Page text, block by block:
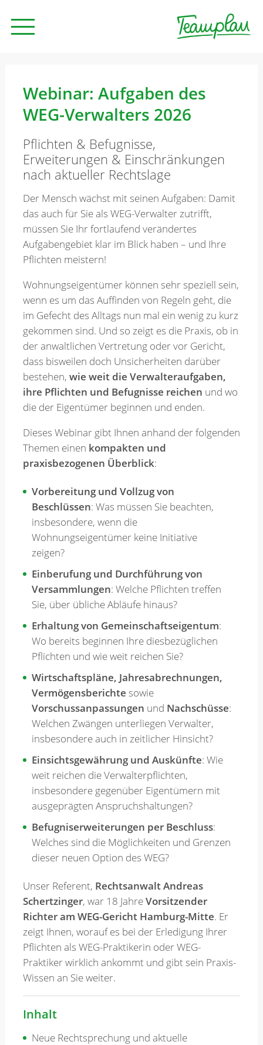
Beratung
Unternehmen
News
Kontakt
Newsletter
Webinar: Aufgaben des
WEG-Verwalters 2026
Pflichten & Befugnisse,
Erweiterungen & Einschränkungen
nach aktueller Rechtslage
Der Mensch wächst mit seinen Aufgaben: Damit
das auch für Sie als WEG-Verwalter zutrifft,
müssen Sie Ihr fortlaufend verändertes
Aufgabengebiet klar im Blick haben – und Ihre
Pflichten meistern!
Wohnungseigentümer können sehr speziell sein,
wenn es um das Auffinden von Regeln geht, die
im Gefecht des Alltags nun mal ein wenig zu kurz
gekommen sind. Und so zeigt es die Praxis, ob in
der anwaltlichen Vertretung oder vor Gericht,
dass bisweilen doch Unsicherheiten darüber
bestehen, wie weit die Verwalteraufgaben,
ihre Pflichten und Befugnisse reichen und wo
die der Eigentümer beginnen und enden.
Dieses Webinar gibt Ihnen anhand der folgenden
Themen einen kompakten und
praxisbezogenen Überblick:
Vorbereitung und Vollzug von
Beschlüssen: Was müssen Sie beachten,
insbesondere, wenn die
Wohnungseigentümer keine Initiative
zeigen?
Einberufung und Durchführung von
Versammlungen: Welche Pflichten treffen
Sie, über übliche Abläufe hinaus?
Erhaltung von Gemeinschaftseigentum:
Wo bereits beginnen Ihre diesbezüglichen
Pflichten und wie weit reichen Sie?
Wirtschaftspläne, Jahresabrechnungen,
Vermögensberichte sowie
Vorschussanpassungen und Nachschüsse:
Welchen Zwängen unterliegen Verwalter,
insbesondere auch in zeitlicher Hinsicht?
Einsichtsgewährung und Auskünfte: Wie
weit reichen die Verwalterpflichten,
insbesondere gegenüber Eigentümern mit
ausgeprägten Anspruchshaltungen?
Befugniserweiterungen per Beschluss:
Welches sind die Möglichkeiten und Grenzen
dieser neuen Option des WEG?
Unser Referent, Rechtsanwalt Andreas
Schertzinger, war 18 JahreVorsitzender
Richter am WEG-Gericht Hamburg-Mitte. Er
zeigt Ihnen, worauf es bei der Erledigung Ihrer
Pflichten als WEG-Praktikerin oder WEG-
Praktiker wirklich ankommt und gibt sein Praxis-
Wissen an Sie weiter.
Inhalt
Neue Rechtsprechung und aktuelle